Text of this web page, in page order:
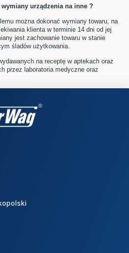
urządzenia na inne ?
można dokonać wymiany towaru, na
klienta w terminie 14 dni od jej
jest zachowanie towaru w stanie
śladów użytkowania.
na receptę w aptekach oraz
przez laboratoria medyczne oraz